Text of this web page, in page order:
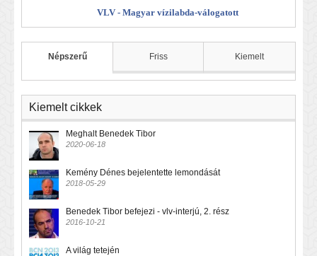
VLV - Magyar vízilabda-válogatott
Népszerű Friss Kiemelt
Kiemelt cikkek
Meghalt Benedek Tibor
2020-06-18
Kemény Dénes bejelentette lemondását
2018-05-29
Benedek Tibor befejezi - vlv-interjú, 2. rész
2016-10-21
A világ tetején